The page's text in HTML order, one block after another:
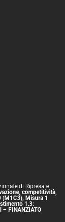
di Ripresa e
competitività,
(M1C3), Misura 1
1.3:
– FINANZIATO